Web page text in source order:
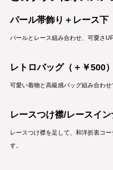
パール帯飾り＋レース下
パールとレース組み合わせ、可愛さUP
レトロバッグ（＋￥500）
可愛い着物と高級感バッグ組み合わせ
レースつけ襟/レースイン
レースつけ襟を足して、和洋折衷コ
す。